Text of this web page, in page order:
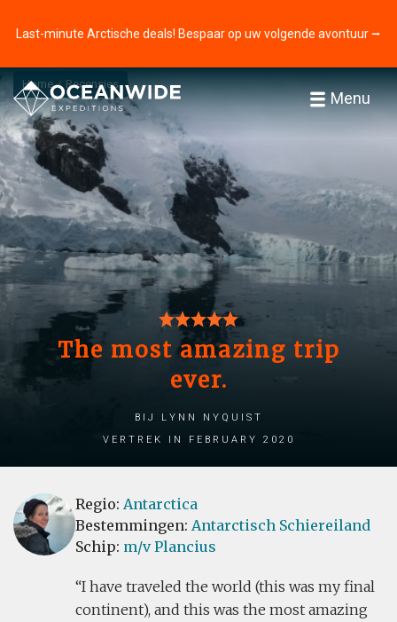
Last-minute Arctische deals! Bespaar op uw volgende avontuur ⭢
Menu
Home Recensies
The most amazing trip
ever.
bij Lynn Nyquist
Vertrek in February 2020
Regio: Antarctica
Bestemmingen: Antarctisch Schiereiland
Schip: m/v Plancius
I have traveled the world (this was my final
continent), and this was the most amazing